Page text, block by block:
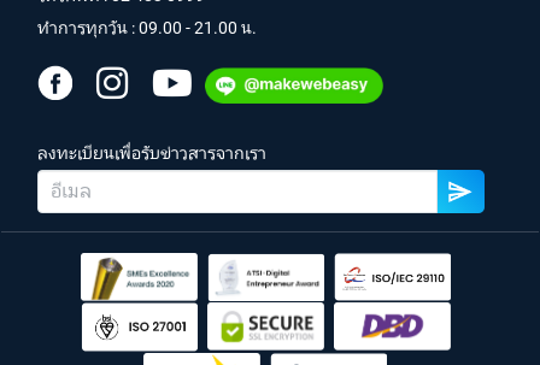
ทำการทุกวัน : 09.00 - 21.00 น.
ลงทะเบียนเพื่อรับข่าวสารจากเรา